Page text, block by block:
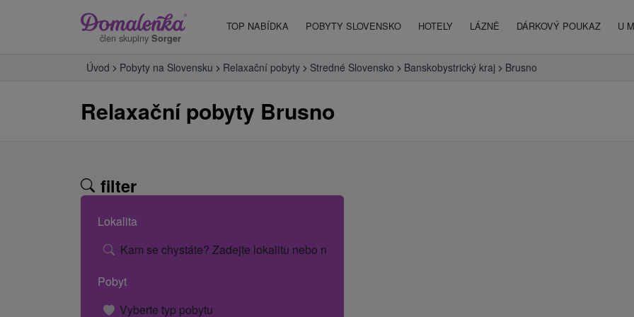
člen skupiny Sorger
TOP NABÍDKA POBYTY SLOVENSKO HOTELY LÁZNĚ DÁRKOVÝ POUKAZ U
Úvod Pobyty na Slovensku Relaxační pobyty Stredné Slovensko Banskobystrický kraj Brusno
Relaxační pobyty Brusno
filter
Lokalita
Kam se chystáte? Zadejte lokalitu nebo název hotelu.
Pobyt
Vyberte typ pobytu